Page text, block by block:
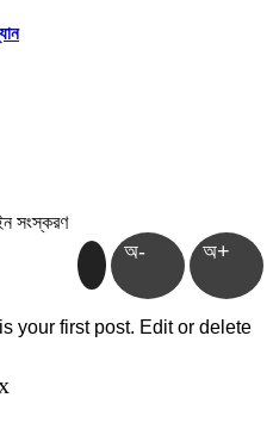
সংস্করণ
অ- অ+
your first post. Edit or delete